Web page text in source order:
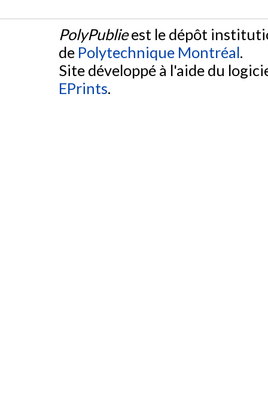
PolyPublieest le dépôt
de Polytechnique Montréal.
Site développé à l'aide du
EPrints.